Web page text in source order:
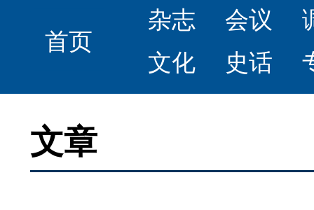
首页
杂志 会议
文化
史话
文章